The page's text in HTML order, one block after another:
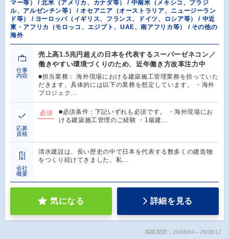
マー等） / 北米（アメリカ、カナダ等） / 中南米（メキシコ、ブラジ
ル、アルゼンチン等） / オセアニア（オーストラリア、ニュージーラン
ド等） / ヨーロッパ（イギリス、フランス、ドイツ、ロシア等） / 中近
東・アフリカ（モロッコ、エジプト、UAE、南アフリカ等） / その他の
海外
仕事
内容
売上高1.5兆円超えの日本を代表するスーパーゼネコン／
働きやすい環境づくりのため、近年働き方改革注力中
■担当業務： 海外現場における建築施工管理業務を担っていた
だきます。具体的には以下の業務を想定しています。 ・海外
プロジェク…
応募
資格
必須
■必須条件：下記いずれも必須です。 ・海外現場にお
ける建築施工管理のご経験 ・1級建…
会社
概要
清水建設は、長い歴史の中で日本を代表する数多くの建造物
をつくり続けてきました。私…
気になる 詳細を見る
掲載期間：26/08/04～26/08/17